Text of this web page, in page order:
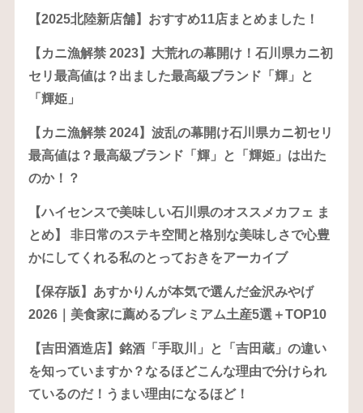
【2025北陸新店舗】おすすめ11店まとめました！
【カニ漁解禁 2023】大荒れの幕開け！石川県カニ初
セリ最高値は？出ました最高級ブランド「輝」と
「輝姫」
【カニ漁解禁 2024】波乱の幕開け石川県カニ初セリ
最高値は？最高級ブランド「輝」と「輝姫」は出た
のか！？
【ハイセンスで美味しい石川県のオススメカフェ ま
とめ】 非日常のステキ空間と格別な美味しさで心豊
かにしてくれる私のとっておきをアーカイブ
【保存版】あすかりんが本気で選んだ金沢みやげ
2026｜美食家に薦めるプレミアム土産5選＋TOP10
【吉田酒造店】銘酒「手取川」と「吉田蔵」の違い
を知っていますか？なるほどこんな理由で分けられ
ているのだ！うまい理由になるほど！